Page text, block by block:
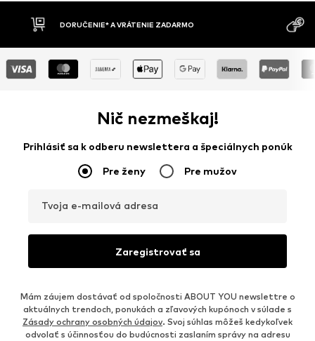
DOBIERKA
MOŽNOSŤ
Nič nezmeškaj!
Prihlásiť sa k odberu newslettera a špeciálnych ponúk
Pre ženy Pre mužov
Tvoja e-mailová adresa
Zaregistrovať sa
Mám záujem dostávať od spoločnosti ABOUT YOU newslettre o
aktuálnych trendoch, ponukách a zľavových kupónoch v súlade s
Zásady ochrany osobných údajov. Svoj súhlas môžeš kedykoľvek
odvolať s účinnosťou do budúcnosti zaslaním správy na adresu